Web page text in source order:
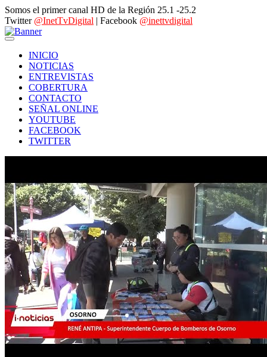
Somos el primer canal HD de la Región 25.1 -25.2
Twitter @InetTvDigital | Facebook @inettvdigital
INICIO
NOTICIAS
ENTREVISTAS
COBERTURA
CONTACTO
SEÑAL ONLINE
YOUTUBE
FACEBOOK
TWITTER